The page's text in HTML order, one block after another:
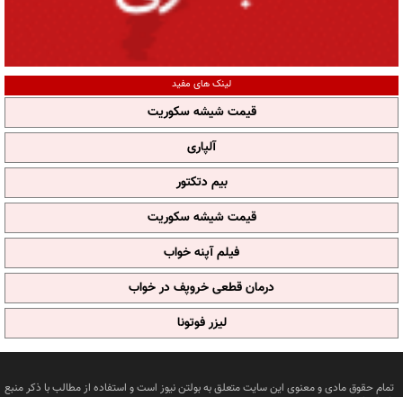
لینک های مفید
قیمت شیشه سکوریت
آلپاری
بیم دتکتور
قیمت شیشه سکوریت
فیلم آپنه خواب
درمان قطعی خروپف در خواب
لیزر فوتونا
تمام حقوق مادی و معنوی این سایت متعلق به بولتن نیوز است و استفاده از مطالب با ذکر منبع